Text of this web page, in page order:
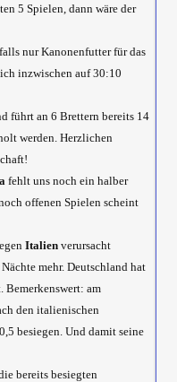
5 Spielen, dann wäre der
nur Kanonenfutter für das
inzwischen auf 30:10
führt an 6 Brettern bereits 14
werden. Herzlichen
fehlt uns noch ein halber
offenen Spielen scheint
Italien verursacht
mehr. Deutschland hat
Bemerkenswert: am
den italienischen
besiegen. Und damit seine
bereits besiegten